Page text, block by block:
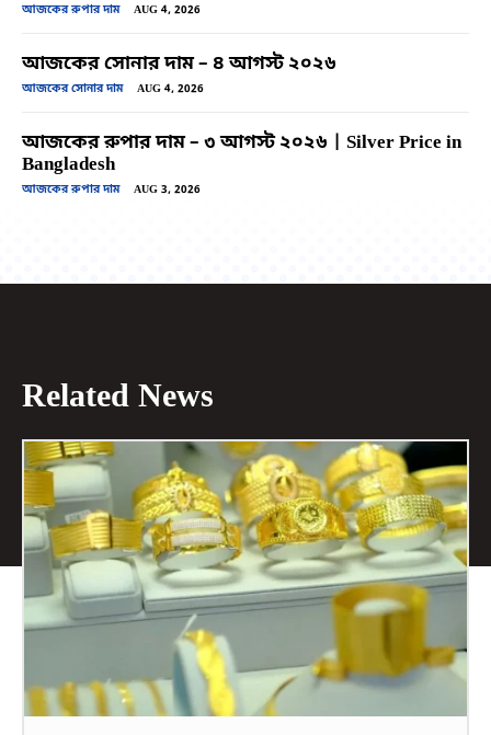
আজকের রুপার দাম AUG 4, 2026
আজকের সোনার দাম – ৪ আগস্ট ২০২৬
আজকের সোনার দাম AUG 4, 2026
আজকের রুপার দাম – ৩ আগস্ট ২০২৬ | Silver Price in
Bangladesh
আজকের রুপার দাম AUG 3, 2026
Related News